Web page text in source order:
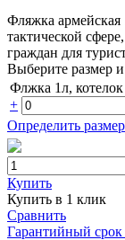
Фляжка
тактической
граждан для
Выберите размер и
Флжка 1л,
+
Определить размер
Купить
Купить в 1 клик
Сравнить
Гарантийный срок